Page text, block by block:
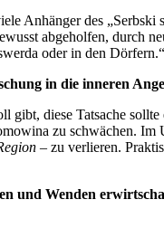
Anhänger des
abgeholfen, durch
oder in den Dörfern.“
in die inneren
diese Tatsache
zu schwächen.
– zu verlieren.
und Wenden